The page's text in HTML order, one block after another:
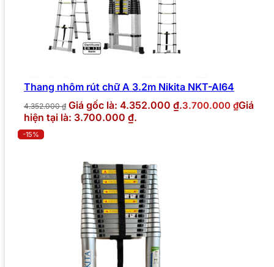
Thang nhôm rút chữ A 3.2m Nikita NKT-AI64
4.352.000₫ Giá gốc là: 4.352.000 ₫.3.700.000 ₫Giá
hiện tại là: 3.700.000 ₫.
-15%